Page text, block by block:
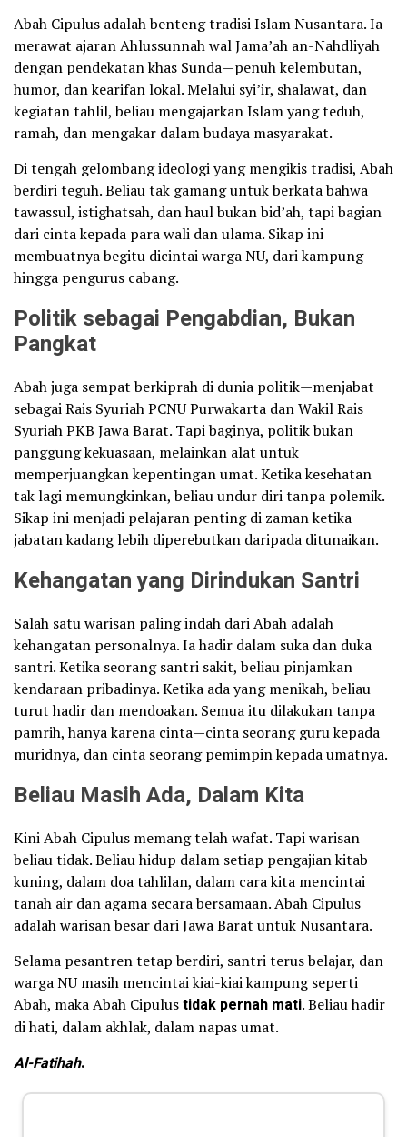
Abah Cipulus adalah benteng tradisi Islam Nusantara. Ia
merawat ajaran Ahlussunnah wal Jama’ah an-Nahdliyah
dengan pendekatan khas Sunda—penuh kelembutan,
humor, dan kearifan lokal. Melalui syi’ir, shalawat, dan
kegiatan tahlil, beliau mengajarkan Islam yang teduh,
ramah, dan mengakar dalam budaya masyarakat.
Di tengah gelombang ideologi yang mengikis tradisi, Abah
berdiri teguh. Beliau tak gamang untuk berkata bahwa
tawassul, istighatsah, dan haul bukan bid’ah, tapi bagian
dari cinta kepada para wali dan ulama. Sikap ini
membuatnya begitu dicintai warga NU, dari kampung
hingga pengurus cabang.
Politik sebagai Pengabdian, Bukan
Pangkat
Abah juga sempat berkiprah di dunia politik—menjabat
sebagai Rais Syuriah PCNU Purwakarta dan Wakil Rais
Syuriah PKB Jawa Barat. Tapi baginya, politik bukan
panggung kekuasaan, melainkan alat untuk
memperjuangkan kepentingan umat. Ketika kesehatan
tak lagi memungkinkan, beliau undur diri tanpa polemik.
Sikap ini menjadi pelajaran penting di zaman ketika
jabatan kadang lebih diperebutkan daripada ditunaikan.
Kehangatan yang Dirindukan Santri
Salah satu warisan paling indah dari Abah adalah
kehangatan personalnya. Ia hadir dalam suka dan duka
santri. Ketika seorang santri sakit, beliau pinjamkan
kendaraan pribadinya. Ketika ada yang menikah, beliau
turut hadir dan mendoakan. Semua itu dilakukan tanpa
pamrih, hanya karena cinta—cinta seorang guru kepada
muridnya, dan cinta seorang pemimpin kepada umatnya.
Beliau Masih Ada, Dalam Kita
Kini Abah Cipulus memang telah wafat. Tapi warisan
beliau tidak. Beliau hidup dalam setiap pengajian kitab
kuning, dalam doa tahlilan, dalam cara kita mencintai
tanah air dan agama secara bersamaan. Abah Cipulus
adalah warisan besar dari Jawa Barat untuk Nusantara.
Selama pesantren tetap berdiri, santri terus belajar, dan
warga NU masih mencintai kiai-kiai kampung seperti
Abah, maka Abah Cipulustidak pernah mati. Beliau hadir
di hati, dalam akhlak, dalam napas umat.
Al-Fatihah.